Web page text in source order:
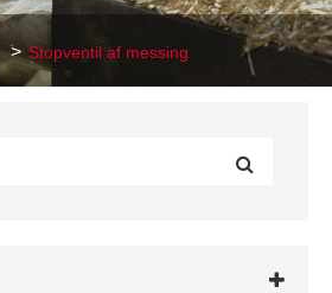
Stopventil af messing